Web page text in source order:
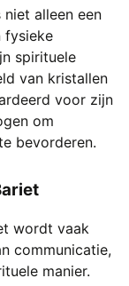
alleen een
fysieke
spirituele
van kristallen
voor zijn
om
bevorderen.
wordt vaak
communicatie,
manier.